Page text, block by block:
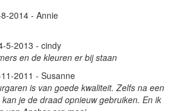
2014 - Annie
5-2013 - cindy
en de kleuren er bij staan
2011 - Susanne
is van goede kwaliteit. Zelfs na een
je de draad opnieuw gebruiken. En ik